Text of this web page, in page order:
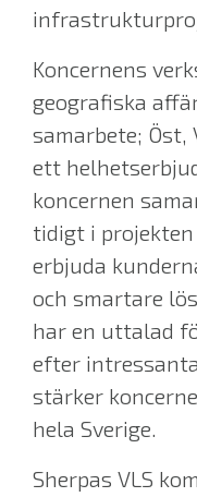
Koncernens
geografiska
samarbete; Öst,
ett
koncernen
tidigt i
erbjuda
och smartare
har en uttalad
efter
stärker
hela Sverige.
Sherpas VLS